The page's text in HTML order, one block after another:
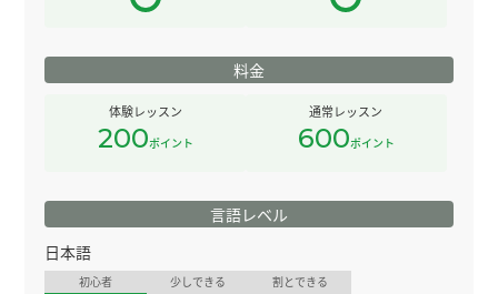
料金
体験レッスン
200ポイント
通常レッスン
600ポイント
言語レベル
日本語
初心者 少しできる
割とできる